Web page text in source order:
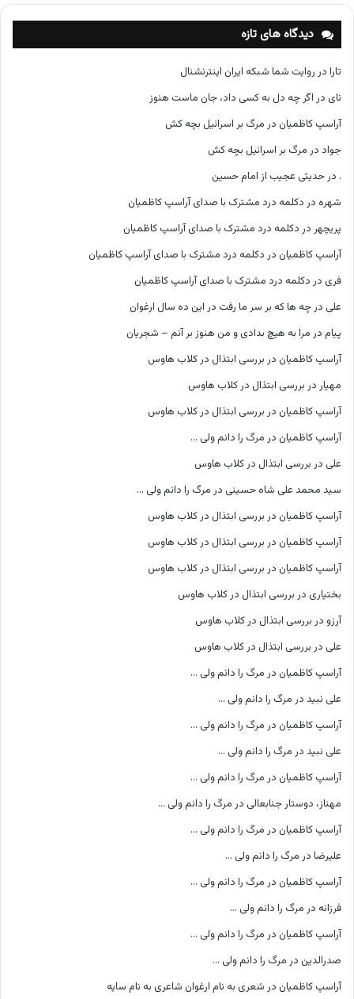
ه‌
ه
دیدگاه های تازه
تارا در روایت شما شبکه ایران اینترنشنال
نای در اگر چه دل به کسی داد، جان ماست هنوز
آراسپ کاظمیان در مرگ بر اسرائیل بچه کش
جواد در مرگ بر اسرائیل بچه کش
. در حدیثی عجیب از امام حسین
شهره در دکلمه درد مشترک با صدای آراسپ کاظمیان
پریچهر در دکلمه درد مشترک با صدای آراسپ کاظمیان
آراسپ کاظمیان در دکلمه درد مشترک با صدای آراسپ کاظمیان
فری در دکلمه درد مشترک با صدای آراسپ کاظمیان
علی در چه ها که بر سر ما رفت در این ده سال ارغوان
پیام در مرا به هیچ بدادی و من هنوز بر آنم – شجریان
آراسپ کاظمیان در بررسی ابتذال در کلاب هاوس
مهیار در بررسی ابتذال در کلاب هاوس
آراسپ کاظمیان در بررسی ابتذال در کلاب هاوس
آراسپ کاظمیان در مرگ را دانم ولی …
علی در بررسی ابتذال در کلاب هاوس
سید محمد علی شاه حسینی در مرگ را دانم ولی …
آراسپ کاظمیان در بررسی ابتذال در کلاب هاوس
آراسپ کاظمیان در بررسی ابتذال در کلاب هاوس
آراسپ کاظمیان در بررسی ابتذال در کلاب هاوس
بختیاری در بررسی ابتذال در کلاب هاوس
آرزو در بررسی ابتذال در کلاب هاوس
علی در بررسی ابتذال در کلاب هاوس
آراسپ کاظمیان در مرگ را دانم ولی …
علی نبید در مرگ را دانم ولی …
آراسپ کاظمیان در مرگ را دانم ولی …
علی نبید در مرگ را دانم ولی …
آراسپ کاظمیان در مرگ را دانم ولی …
مهناز، دوستار جنابعالی در مرگ را دانم ولی …
آراسپ کاظمیان در مرگ را دانم ولی …
علیرضا در مرگ را دانم ولی …
آراسپ کاظمیان در مرگ را دانم ولی …
فرزانه در مرگ را دانم ولی …
آراسپ کاظمیان در مرگ را دانم ولی …
صدرالدین در مرگ را دانم ولی …
آراسپ کاظمیان در شعری به نام ارغوان شاعری به نام سایه